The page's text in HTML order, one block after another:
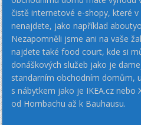
čistě internetové e-shopy, které
nenajdete, jako například
Nezapomněli jsme ani na vaše
najdete také food court, kde si
donáškových služeb jako je
standarním obchodním domům,
s nábytkem jako je IKEA.cz nebo
od Hornbachu až k Bauhausu.